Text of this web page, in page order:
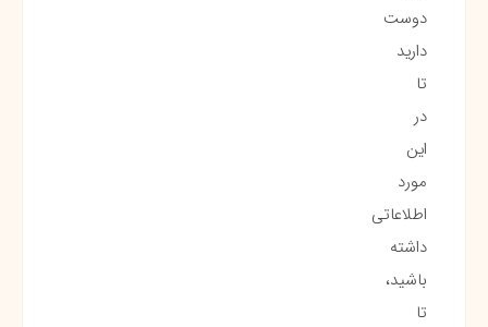
دوست
دارید
تا
در
این
مورد
اطلاعاتی
داشته
باشید،
تا